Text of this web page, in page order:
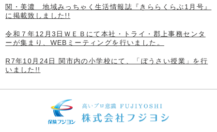
関・美濃 地域みっちゃく生活情報誌『きららくらぶ1月号』
に掲載致しました!!
令和７年12月3日ＷＥＢにて本社・トライ・郡上事務センタ
ーが集まり、WEBミーティングを行いました。
R7年10月24日 関市内の小学校にて、「ぼうさい授業」を行
いました!!